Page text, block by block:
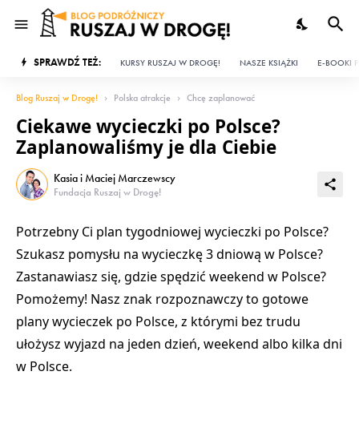
SPRAWDŹ TEŻ: KURSY RUSZAJ W DROGĘ! NASZE KSIĄŻKI E-BOOKI
Blog Ruszaj w Drogę! Polska atrakcje Chcę zaplanować
Ciekawe wycieczki po Polsce?
Zaplanowaliśmy je dla Ciebie
Kasia i Maciej Marczewscy
Fundacja Ruszaj w Drogę!
Potrzebny Ci plan tygodniowej wycieczki po Polsce?
Szukasz pomysłu na wycieczkę 3 dniową w Polsce?
Zastanawiasz się, gdzie spędzić weekend w Polsce?
Pomożemy! Nasz znak rozpoznawczy to gotowe
plany wycieczek po Polsce, z którymi bez trudu
ułożysz wyjazd na jeden dzień, weekend albo kilka dni
w Polsce.